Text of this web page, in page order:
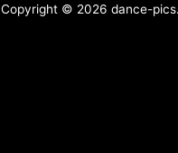
Copyright © 2026 dance-